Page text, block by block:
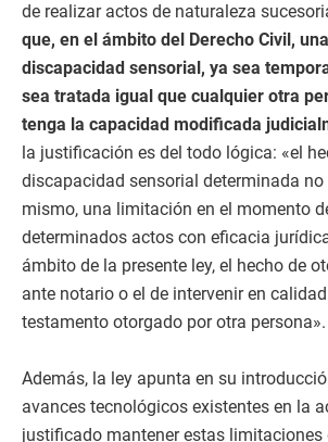
de realizar actos de naturaleza
que, en el ámbito del Derecho Civil,
discapacidad sensorial, ya sea
sea tratada igual que cualquier otra
tenga la capacidad modificada
la justificación es del todo lógica: «el
discapacidad sensorial determinada no
mismo, una limitación en el momento
determinados actos con eficacia
ámbito de la presente ley, el hecho de
ante notario o el de intervenir en
testamento otorgado por otra persona».
Además, la ley apunta en su
avances tecnológicos existentes en la
justificado mantener estas